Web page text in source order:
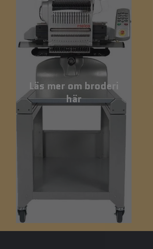
Läs mer om broderi
här